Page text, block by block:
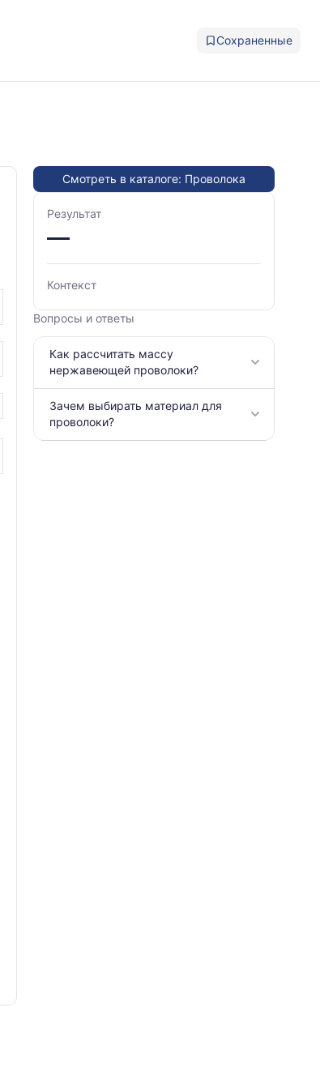
Сохраненные
Смотреть в каталоге: Проволока
Результат
—
Контекст
Вопросы и ответы
Как рассчитать массу
нержавеющей проволоки?
Зачем выбирать материал для
проволоки?